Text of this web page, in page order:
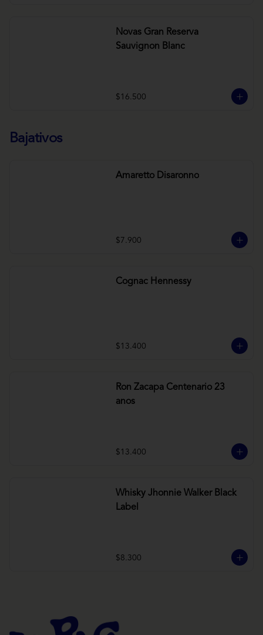
Novas Gran Reserva
Sauvignon Blanc
$16.500
Bajativos
Amaretto Disaronno
$7.900
Cognac Hennessy
$13.400
Ron Zacapa Centenario 23
anos
$13.400
Whisky Jhonnie Walker Black
Label
$8.300